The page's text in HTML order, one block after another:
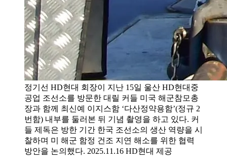
정기선 HD현대 회장이 지난 15일 울산 HD현대중
공업 조선소를 방문한 대릴 커들 미국 해군참모총
장과 함께 최신예 이지스함 ‘다산정약용함’(정규 2
번함) 내부를 둘러본 뒤 기념 촬영을 하고 있다. 커
들 제독은 방한 기간 한국 조선소의 생산 역량을 시
찰하며 미 해군 함정 건조 지연 해소를 위한 협력
방안을 논의했다. 2025.11.16 HD현대 제공